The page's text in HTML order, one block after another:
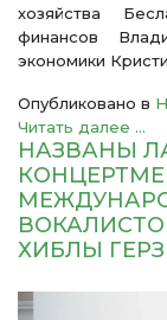
хозяйства
финансов
экономики
Опубликовано в
Читать далее ...
НАЗВАНЫ
ХИБЛЫ